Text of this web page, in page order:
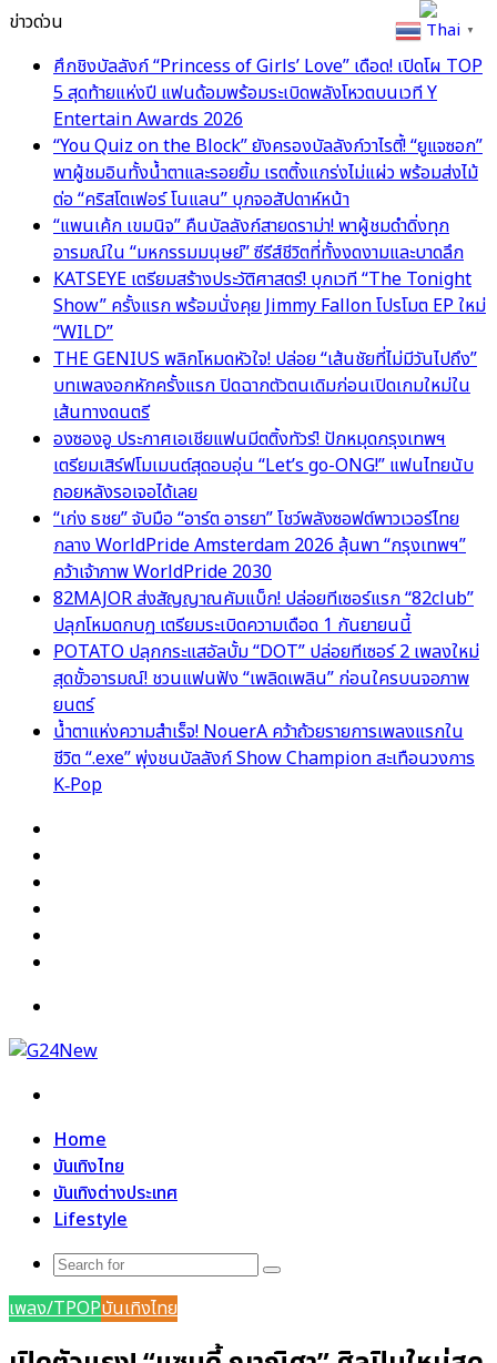
ข่าวด่วน
ศึกชิงบัลลังก์ “Princess of Girls’ Love” เดือด! เปิดโผ TOP
5 สุดท้ายแห่งปี แฟนด้อมพร้อมระเบิดพลังโหวตบนเวที Y
Entertain Awards 2026
“You Quiz on the Block” ยังครองบัลลังก์วาไรตี้! “ยูแจซอก”
พาผู้ชมอินทั้งน้ำตาและรอยยิ้ม เรตติ้งแกร่งไม่แผ่ว พร้อมส่งไม้
ต่อ “คริสโตเฟอร์ โนแลน” บุกจอสัปดาห์หน้า
“แพนเค้ก เขมนิจ” คืนบัลลังก์สายดราม่า! พาผู้ชมดำดิ่งทุก
อารมณ์ใน “มหกรรมมนุษย์” ซีรีส์ชีวิตที่ทั้งงดงามและบาดลึก
KATSEYE เตรียมสร้างประวัติศาสตร์! บุกเวที “The Tonight
Show” ครั้งแรก พร้อมนั่งคุย Jimmy Fallon โปรโมต EP ใหม่
“WILD”
THE GENIUS พลิกโหมดหัวใจ! ปล่อย “เส้นชัยที่ไม่มีวันไปถึง”
บทเพลงอกหักครั้งแรก ปิดฉากตัวตนเดิมก่อนเปิดเกมใหม่ใน
เส้นทางดนตรี
องซองอู ประกาศเอเชียแฟนมีตติ้งทัวร์! ปักหมุดกรุงเทพฯ
เตรียมเสิร์ฟโมเมนต์สุดอบอุ่น “Let’s go-ONG!” แฟนไทยนับ
ถอยหลังรอเจอได้เลย
“เก่ง ธชย” จับมือ “อาร์ต อารยา” โชว์พลังซอฟต์พาวเวอร์ไทย
กลาง WorldPride Amsterdam 2026 ลุ้นพา “กรุงเทพฯ”
คว้าเจ้าภาพ WorldPride 2030
82MAJOR ส่งสัญญาณคัมแบ็ก! ปล่อยทีเซอร์แรก “82club”
ปลุกโหมดกบฏ เตรียมระเบิดความเดือด 1 กันยายนนี้
POTATO ปลุกกระแสอัลบั้ม “DOT” ปล่อยทีเซอร์ 2 เพลงใหม่
สุดขั้วอารมณ์! ชวนแฟนฟัง “เพลิดเพลิน” ก่อนใครบนจอภาพ
ยนตร์
น้ำตาแห่งความสำเร็จ! NouerA คว้าถ้วยรายการเพลงแรกใน
ชีวิต “.exe” พุ่งชนบัลลังก์ Show Champion สะเทือนวงการ
K‑Pop
Home
บันเทิงไทย
บันเทิงต่างประเทศ
Lifestyle
Search
เพลง/TPOPบันเทิงไทย
Thai ▼